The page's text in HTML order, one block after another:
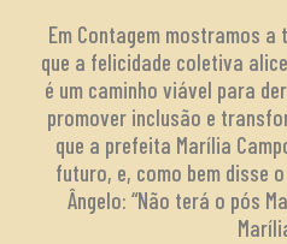
Em Contagem mostramos a
que a felicidade coletiva
é um caminho viável para
promover inclusão e
que a prefeita Marília
futuro, e, como bem disse
Ângelo: “Não terá o pós